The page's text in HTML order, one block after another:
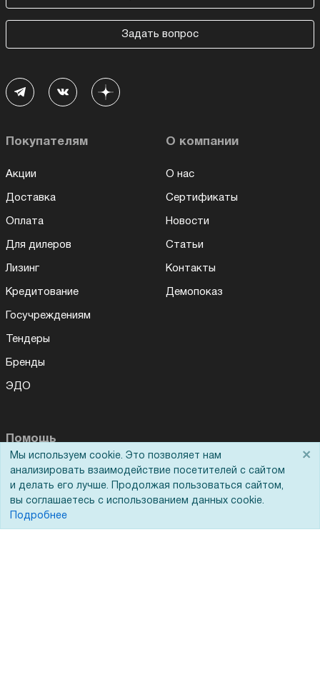
Задать вопрос
Покупателям
Акции
Доставка
Оплата
Для дилеров
Лизинг
Кредитование
Госучреждениям
Тендеры
Бренды
ЭДО
О компании
О нас
Сертификаты
Новости
Статьи
Контакты
Демопоказ
Помощь
Вопрос-ответ
Гарантии и возврат
Мы используем cookie. Это позволяет нам
анализировать взаимодействие посетителей с сайтом
и делать его лучше. Продолжая пользоваться сайтом,
вы соглашаетесь с использованием данных cookie.
Подробнее
×